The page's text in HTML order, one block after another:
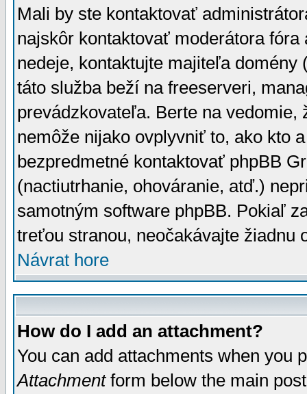
Mali by ste kontaktovať
najskôr kontaktovať moderátora
nedeje, kontaktujte majiteľa
táto služba beží na freeserveri,
prevádzkovateľa. Berte na
nemôže nijako ovplyvniť to, ako kto
bezpredmetné kontaktovať phpBB
(nactiutrhanie, ohováranie, atď.)
samotným software phpBB. Pokiaľ
treťou stranou, neočakávajte žiadnu
Návrat hore
How do I add an attachment?
You can add attachments when you
Attachmentform below the main